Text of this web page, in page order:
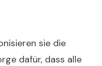
sie die
dafür, dass alle